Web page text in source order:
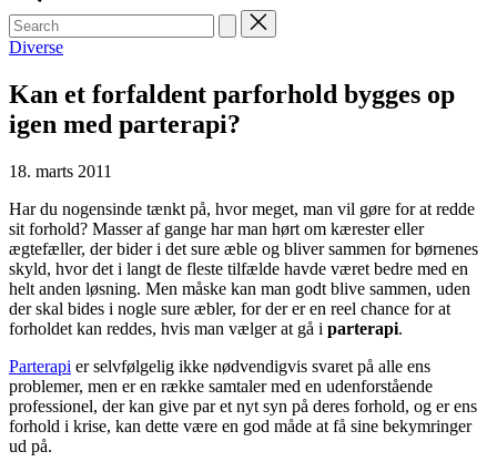
Search
for:
Posted
Diverse
Kan et forfaldent parforhold bygges op
igen med parterapi?
18. marts 2011
Har du nogensinde tænkt på, hvor meget, man vil gøre for at redde
sit forhold? Masser af gange har man hørt om kærester eller
ægtefæller, der bider i det sure æble og bliver sammen for børnenes
skyld, hvor det i langt de fleste tilfælde havde været bedre med en
helt anden løsning. Men måske kan man godt blive sammen, uden
der skal bides i nogle sure æbler, for der er en reel chance for at
forholdet kan reddes, hvis man vælger at gå i parterapi.
Parterapi er selvfølgelig ikke nødvendigvis svaret på alle ens
problemer, men er en række samtaler med en udenforstående
professionel, der kan give par et nyt syn på deres forhold, og er ens
forhold i krise, kan dette være en god måde at få sine bekymringer
ud på.